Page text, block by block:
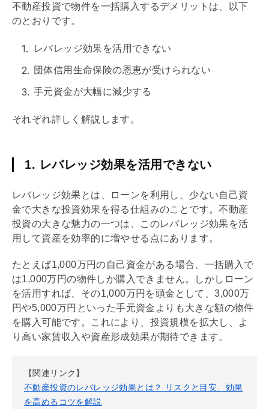
不動産投資で物件を一括購入するデメリットは、以下
のとおりです。
レバレッジ効果を活用できない
団体信用生命保険の恩恵が受けられない
手元資金が大幅に減少する
それぞれ詳しく解説します。
1. レバレッジ効果を活用できない
レバレッジ効果とは、ローンを利用し、少ない自己資
金で大きな投資効果を得る仕組みのことです。不動産
投資の大きな魅力の一つは、このレバレッジ効果を活
用して資産を効率的に増やせる点にあります。
たとえば1,000万円の自己資金がある場合、一括購入で
は1,000万円の物件しか購入できません。しかしローン
を活用すれば、その1,000万円を頭金として、3,000万
円や5,000万円といった手元資金よりも大きな額の物件
を購入可能です。これにより、投資規模を拡大し、よ
り高い家賃収入や資産形成効果が期待できます。
【関連リンク】
不動産投資のレバレッジ効果とは？ リスクと目安、効果
を高めるコツを解説